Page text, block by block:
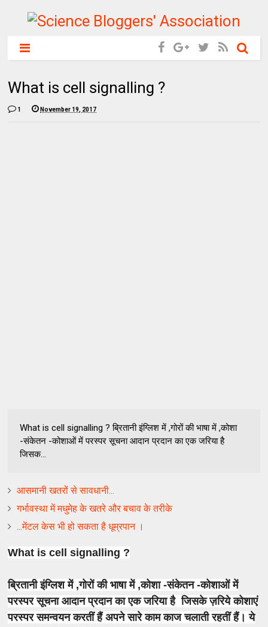
What is cell signalling ?
1 November 19, 2017
What is cell signalling ? ब्रितानी इंग्लिश में ,गोरों की भाषा में ,कोशा
-संकेतन -कोशाओं में परस्पर सूचना आदान प्रदान का एक जरिया है
जिसक...
आसमानी खतरों से सावधानी...
गर्भावस्था में मधुमेह के खतरे और बचाव के तरीके
...मेंटल केस भी हो सकता है धूम्रपान ।
What is cell signalling ?
ब्रितानी इंग्लिश में ,गोरों की भाषा में ,कोशा -संकेतन -कोशाओं में
परस्पर सूचना आदान प्रदान का एक जरिया है जिसके ज़रिये कोशाएं
परस्पर समन्वयन करतीं हैं अपने सारे काम काज चलाती रहतीं हैं। ये